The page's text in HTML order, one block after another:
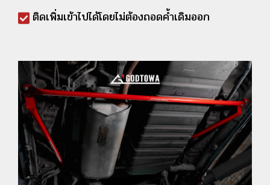
ติดเพิ่มเข้าไปได้โดยไม่ต้องถอดค้ำเดิมออก